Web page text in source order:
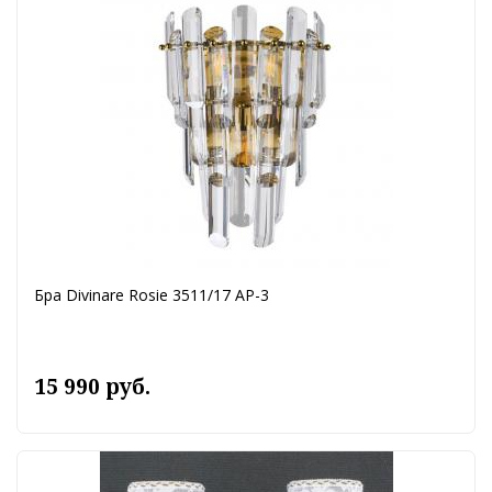
Бра Divinare Rosie 3511/17 AP-3
15 990 руб.